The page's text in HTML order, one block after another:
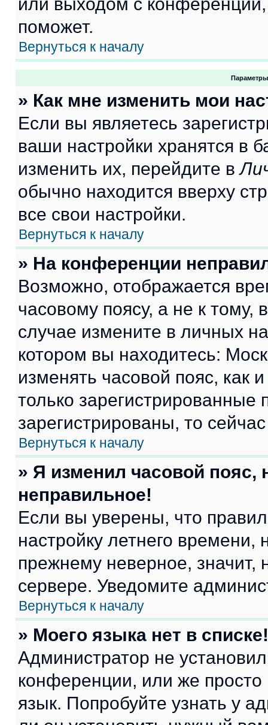
поможет.
Вернуться к началу
Параметры
» Как мне изменить мои
Если вы являетесь
ваши настройки хранятся в
изменить их, перейдите в
обычно находится вверху
все свои настройки.
Вернуться к началу
» На конференции
Возможно, отображается
часовому поясу, а не к тому,
случае измените в личных
котором вы находитесь:
изменять часовой пояс, как
только
зарегистрированы, то
Вернуться к началу
» Я изменил часовой пояс,
неправильное!
Если вы уверены, что
настройку летнего
прежнему неверное, значит,
сервере. Уведомите
Вернуться к началу
» Моего языка нет в списке!
Администратор не
конференции, или же
язык. Попробуйте узнать у